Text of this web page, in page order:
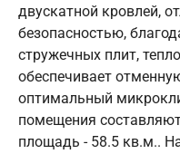
двускатной кровлей,
безопасностью,
стружечных плит,
обеспечивает
оптимальный
помещения
площадь - 58.5 кв.м..